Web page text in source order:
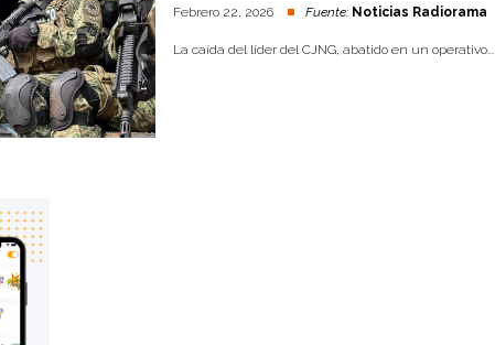
Febrero 22, 2026 Fuente: Noticias Radiorama
La caída del líder del CJNG, abatido en un operativo...